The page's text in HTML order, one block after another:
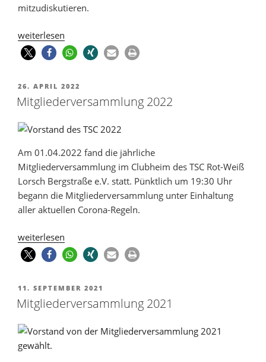
mitzudiskutieren.
weiterlesen
26. APRIL 2022
Mitgliederversammlung 2022
Am 01.04.2022 fand die jährliche
Mitgliederversammlung im Clubheim des TSC Rot-Weiß
Lorsch Bergstraße e.V. statt. Pünktlich um 19:30 Uhr
begann die Mitgliederversammlung unter Einhaltung
aller aktuellen Corona-Regeln.
weiterlesen
11. SEPTEMBER 2021
Mitgliederversammlung 2021